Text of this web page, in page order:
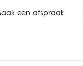
een afspraak